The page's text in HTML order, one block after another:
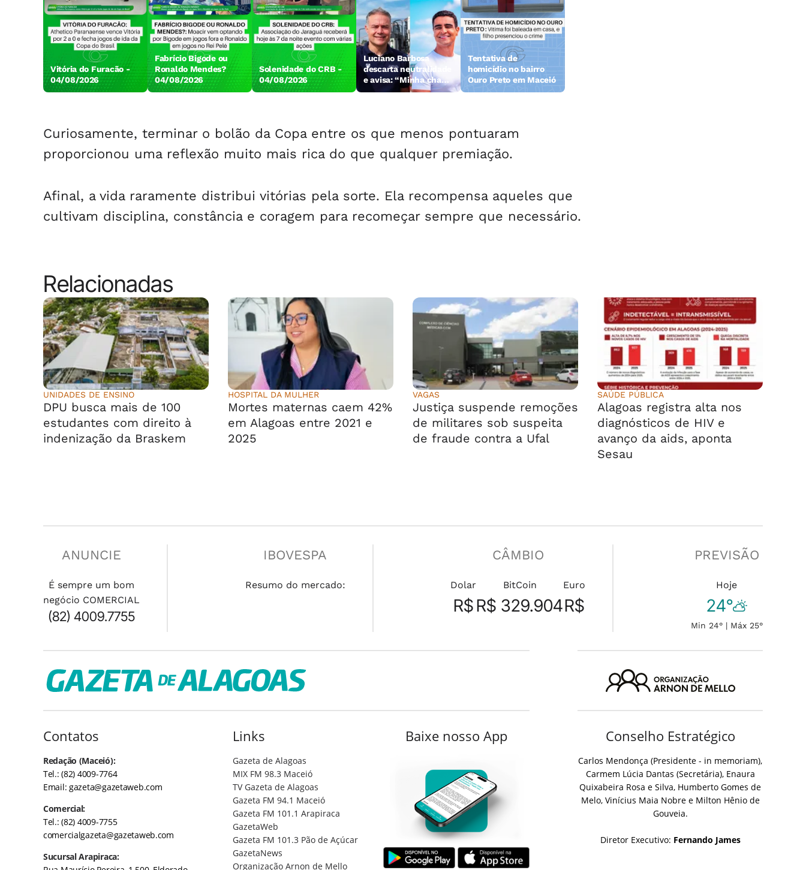
Vitória do Furacão -
04/08/2026
Fabrício Bigode ou
Ronaldo Mendes?
04/08/2026
Solenidade do CRB -
04/08/2026
Luciano Barbosa
descarta neutralidade
e avisa: “Minha chapa
será completa”
Tentativa de
homicídio no bairro
Ouro Preto em Maceió
Curiosamente, terminar o bolão da Copa entre os que menos pontuaram
proporcionou uma reflexão muito mais rica do que qualquer premiação.
Afinal, a vida raramente distribui vitórias pela sorte. Ela recompensa aqueles que
cultivam disciplina, constância e coragem para recomeçar sempre que necessário.
Relacionadas
UNIDADES DE ENSINO
DPU busca mais de 100
estudantes com direito à
indenização da Braskem
HOSPITAL DA MULHER
Mortes maternas caem 42%
em Alagoas entre 2021 e
2025
VAGAS
Justiça suspende remoções
de militares sob suspeita
de fraude contra a Ufal
SAÚDE PÚBLICA
Alagoas registra alta nos
diagnósticos de HIV e
avanço da aids, aponta
Sesau
ANUNCIE
É sempre um bom
negócio COMERCIAL
(82) 4009.7755
IBOVESPA
Resumo do mercado:
CÂMBIO
Dolar
R$
BitCoin
R$ 329.904
Euro
R$
PREVISÃO
Hoje
24°
Min 24° | Máx 25°
Contatos
Redação (Maceió):
Tel.: (82) 4009-7764
Email:gazeta@gazetaweb.com
Comercial:
Tel.: (82) 4009-7755
comercialgazeta@gazetaweb.com
Sucursal Arapiraca:
Links
Gazeta de Alagoas
MIX FM 98.3 Maceió
TV Gazeta de Alagoas
Gazeta FM 94.1 Maceió
Gazeta FM 101.1 Arapiraca
GazetaWeb
Gazeta FM 101.3 Pão de Açúcar
GazetaNews
Organização Arnon de Mello
Baixe nosso App Conselho Estratégico
Carlos Mendonça (Presidente - in memoriam),
Carmem Lúcia Dantas (Secretária), Enaura
Quixabeira Rosa e Silva, Humberto Gomes de
Melo, Vinícius Maia Nobre e Milton Hênio de
Gouveia.
Diretor Executivo: Fernando James